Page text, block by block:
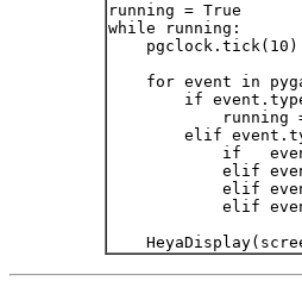
running = True
while running:
    pgclock.tick(10)
for event in
if
running
elif
if
elif
elif
elif